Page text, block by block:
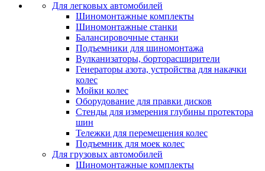
Для легковых автомобилей
Шиномонтажные комплекты
Шиномонтажные станки
Балансировочные станки
Подъемники для шиномонтажа
Вулканизаторы, борторасширители
Генераторы азота, устройства для накачки
колес
Мойки колес
Оборудование для правки дисков
Стенды для измерения глубины протектора
шин
Тележки для перемещения колес
Подъемник для моек колеc
Для грузовых автомобилей
Шиномонтажные комплекты